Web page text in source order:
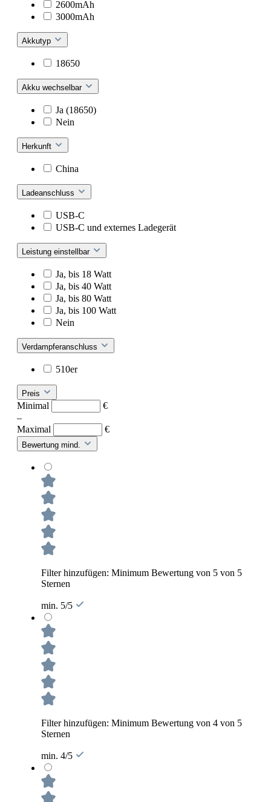
2600mAh
3000mAh
Akkutyp
18650
Akku wechselbar
Ja (18650)
Nein
Herkunft
China
Ladeanschluss
USB-C
USB-C und externes Ladegerät
Leistung einstellbar
Ja, bis 18 Watt
Ja, bis 40 Watt
Ja, bis 80 Watt
Ja, bis 100 Watt
Nein
Verdampferanschluss
510er
Preis
Minimal
€
–
Maximal
€
Bewertung mind.
Filter hinzufügen: Minimum Bewertung von 5 von 5
Sternen
min. 5/5
Filter hinzufügen: Minimum Bewertung von 4 von 5
Sternen
min. 4/5